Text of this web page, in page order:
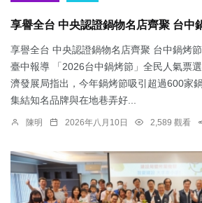
享譽全台 中央認證鍋物名店齊聚 台中
享譽全台 中央認證鍋物名店齊聚 台中鍋烤
臺中報導 「2026台中鍋烤節」全民人氣票
濟發展局指出，今年鍋烤節吸引超過600家
集結知名品牌與在地巷弄好...
陳明 2026年八月10日 2,589 觀看